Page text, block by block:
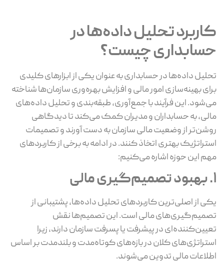
کاربرد تحلیل داده‌ها در
حسابداری چیست؟
تحلیل داده‌ها در حسابداری به عنوان یکی از ابزارهای کلیدی
برای بهینه‌سازی امور مالی و افزایش بهره‌وری سازمان‌ها شناخته
می‌شود. این فرآیند با جمع‌آوری، طبقه‌بندی و تحلیل داده‌های
مالی، به حسابداران و مدیران کمک می‌کند تا دیدگاهی
روشن‌تر از وضعیت مالی سازمان به دست آورند و تصمیمات
استراتژیک بهتری اتخاذ کنند. در ادامه به برخی از کاربردهای
مهم این حوزه اشاره می‌کنیم:
1. بهبود تصمیم‌گیری مالی
یکی از اصلی‌ترین کاربردهای تحلیل داده‌ها، پشتیبانی از
تصمیم‌گیری‌های مالی است. این تصمیم‌ها نقش
تعیین‌کننده‌ای در پیشرفت یا پسرفت سازمان دارند، زیرا
استراتژی‌های کلان در بازه‌های کوتاه‌مدت و بلندمدت بر اساس
اطلاعات مالی تدوین می‌شوند.